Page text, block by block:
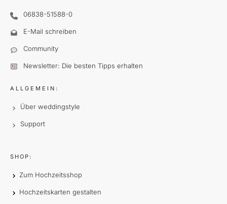
06838-51588-0
E-Mail schreiben
Community
Newsletter: Die besten Tipps erhalten
ALLGEMEIN:
Über weddingstyle
Support
SHOP:
Zum Hochzeitsshop
Hochzeitskarten gestalten